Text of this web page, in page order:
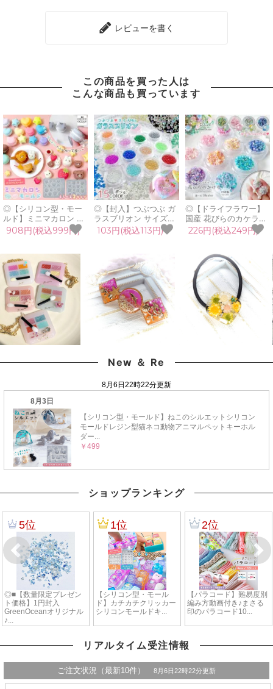
レビューを書く
この商品を買った人は
こんな商品も買っています
◎【シリコン型・モー
ルド】ミニマカロン シ
リコンモールド レジン
型 セット リアル ミニ
ぎ クマ めんだこ UVレ
ジン GreenOceanオリ
ジナル♪《選べる2種》
908円(税込999円)
◎【封入】つぶつぶ ガ
ラスブリオン サイズ
mix レジン封入素材 オ
ーロラ 封入パーツ ガラ
シェイカー デコパーツ
カラフル キラキラ 手芸
クラフト 《選べる15
色》
103円(税込113円)
◎【ドライフラワー】
国産 花びらのカケラ
MIX プリザーブドフラ
ワー レジン封入素材 封
本物 欠片 少量
GreenOceanオリジナ
ルブレンド♪《選べる
18色》
226円(税込249円)
New ＆ Re
ショップランキング
リアルタイム受注情報